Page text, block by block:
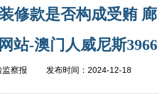
修款是否构成受贿 廊
站-澳门人威尼斯3966
监察报 发布时间： 2024-12-18